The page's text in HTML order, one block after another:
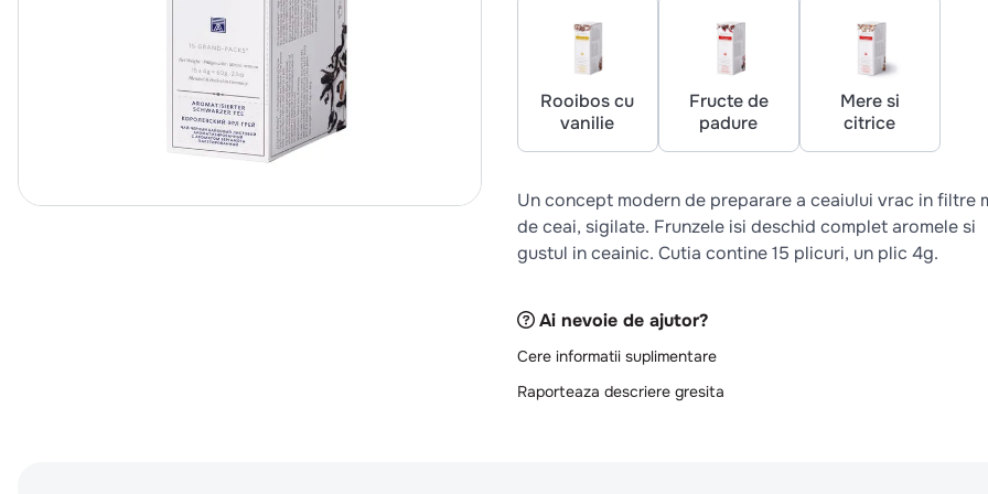
Rooibos cu
vanilie
Fructe de
padure
Mere si
citrice
Un concept modern de preparare a ceaiului vrac in filtre
de ceai, sigilate. Frunzele isi deschid complet aromele si
gustul in ceainic. Cutia contine 15 plicuri, un plic 4g.
Ai nevoie de ajutor?
Cere informatii suplimentare
Raporteaza descriere gresita